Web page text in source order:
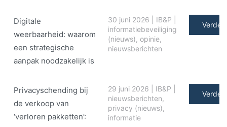
Digitale
weerbaarheid: waarom
een strategische
aanpak noodzakelijk is
30 juni 2026 IB&P
informatiebeveiliging
(nieuws), opinie,
nieuwsberichten
Verder
Privacyschending bij
de verkoop van
‘verloren pakketten’:
29 juni 2026 IB&P
nieuwsberichten,
privacy (nieuws),
informatie
Verder